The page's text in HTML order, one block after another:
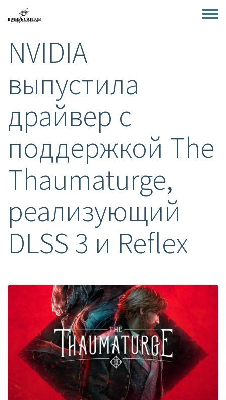
Перейти
Toggle
NVIDIA
выпустила
драйвер с
поддержкой The
Thaumaturge,
реализующий
DLSS 3 и Reflex